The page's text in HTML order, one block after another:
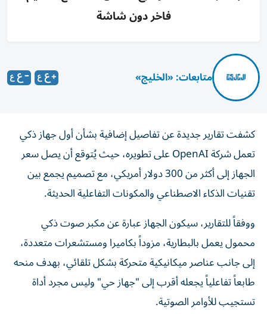
فاخر دون شاشة
متابعات: «الخليج»
كشفت تقارير جديدة عن تفاصيل إضافية بشأن أول جهاز ذكي
تعمل شركة OpenAI على تطويره، حيث يُتوقع أن يصل سعر
الجهاز إلى أكثر من 300 دولار أمريكي، مع تصميم يجمع بين
تقنيات الذكاء الاصطناعي والمكونات التفاعلية الحديثة.
ووفقاً للتقارير، سيكون الجهاز عبارة عن مكبر صوت ذكي
محمول يعمل بالبطارية، مزوداً بكاميرا ومستشعرات متعددة،
إلى جانب عناصر ميكانيكية متحركة بشكل تلقائي، بهدف منحه
طابعاً تفاعلياً يجعله أقرب إلى "جهاز حي" وليس مجرد أداة
تستجيب للأوامر الصوتية.